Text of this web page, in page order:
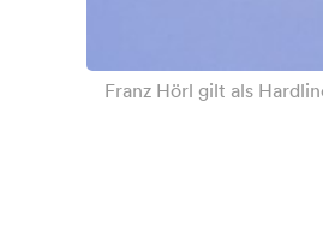
Franz Hörl gilt als